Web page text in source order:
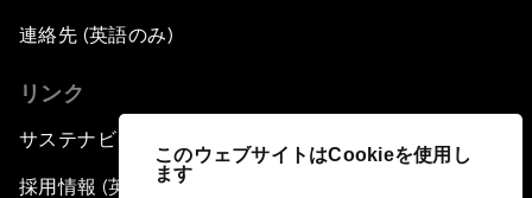
このウェブサイトはCookieを使用し
ます
連絡先 (英語のみ)
リンク
サステナビリティへの取り組み
採用情報 (英語のみ)